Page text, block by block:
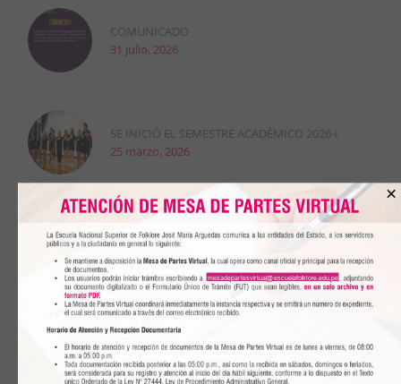
COMUNICADO
31 julio, 2026
SE INICIÓ EL SEMESTRE ACADÉMICO 2026-I
25 marzo, 2026
DRELM DESIGNÓ A LA DRA. CARMEN
ASTOCONDOR COMO DIRECTORA GENERAL DE LA
ESCUELA
22 enero, 2026
×
mesadepartesvirtual@escuelafolklore.edu.pe